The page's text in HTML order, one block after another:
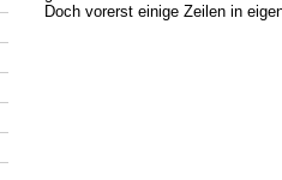
Doch vorerst einige Zeilen in